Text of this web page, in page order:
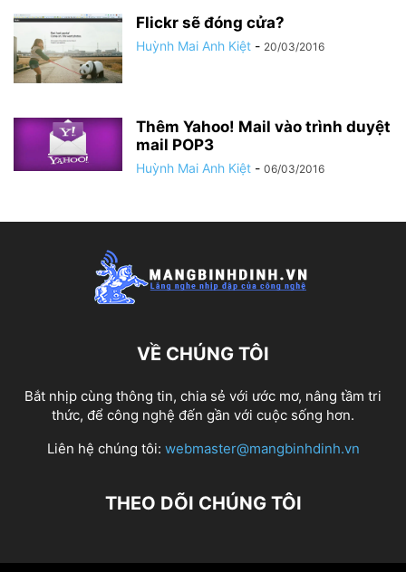
Flickr sẽ đóng cửa?
Huỳnh Mai Anh Kiệt - 20/03/2016
Thêm Yahoo! Mail vào trình duyệt
mail POP3
Huỳnh Mai Anh Kiệt - 06/03/2016
VỀ CHÚNG TÔI
Bắt nhịp cùng thông tin, chia sẻ với ước mơ, nâng tầm tri
thức, để công nghệ đến gần với cuộc sống hơn.
Liên hệ chúng tôi: webmaster@mangbinhdinh.vn
THEO DÕI CHÚNG TÔI